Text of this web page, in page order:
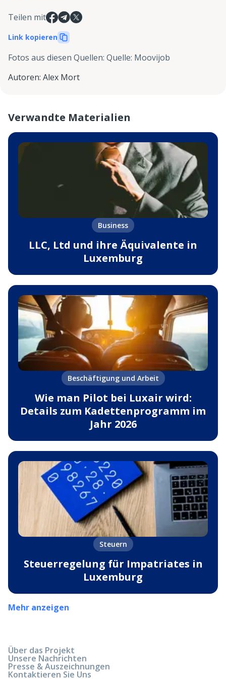
Teilen mit
Link kopieren
Fotos aus diesen Quellen: Quelle: Moovijob
Autoren: Alex Mort
Verwandte Materialien
Business
LLC, Ltd und ihre Äquivalente in
Luxemburg
Beschäftigung und Arbeit
Wie man Pilot bei Luxair wird:
Details zum Kadettenprogramm im
Jahr 2026
Steuern
Steuerregelung für Impatriates in
Luxemburg
Mehr anzeigen
Über das Projekt
Unsere Nachrichten
Presse & Auszeichnungen
Kontaktieren Sie Uns